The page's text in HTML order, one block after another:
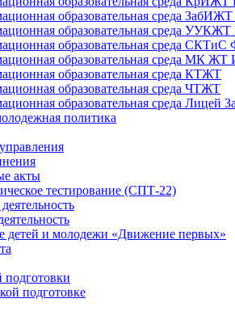
образовательная среда
образовательная среда
образовательная среда
образовательная среда МК
образовательная среда КТЖТ
образовательная среда ЧТЖТ
образовательная среда Лицей
политика
акты
тестирование (СПТ-22)
детей и молодежи «Движение первых»
подготовки
подготовке